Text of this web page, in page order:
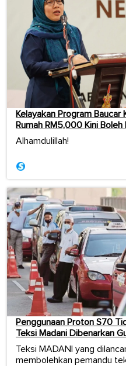
Kelayakan Program Baucar
Rumah RM5,000 Kini Boleh
Alhamdulillah!
Penggunaan Proton S70
Teksi Madani Dibenarkan
Teksi MADANI yang
membolehkan pemandu